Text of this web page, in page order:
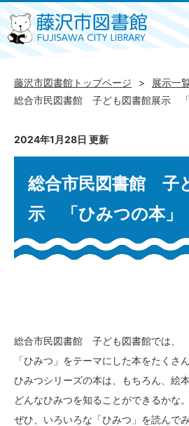
藤沢市図書館トップページ
展示一
総合市民図書館 子ども図書館展示
2024年1月28日 更新
総合市民図書館 子
示 「ひみつの本
総合市民図書館 子ども図書館では、
「ひみつ」をテーマにした本をたくさ
ひみつシリーズの本は、もちろん、絵
どんなひみつを知ることができるかな。
ぜひ、いろいろな「ひみつ」を読んでみ